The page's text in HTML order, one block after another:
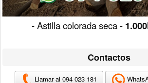
- Astilla colorada seca -
Contactos
Llamar al 094 023 181